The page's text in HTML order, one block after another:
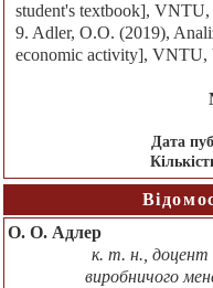
student's textbook],
9. Adler, O.O. (2019),
economic activity], VNTU,
Дата
О. О. Адлер
к. т. н., доцент
виробничого